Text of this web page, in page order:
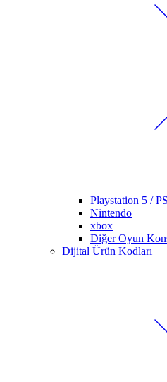
Playstation 5 /
Nintendo
xbox
Diğer Oyun
Dijital Ürün Kodları